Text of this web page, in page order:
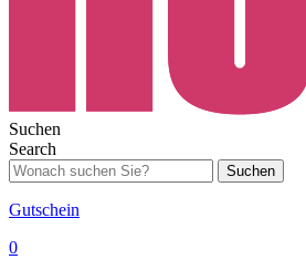
Suchen
Search
Suchen
Gutschein
0